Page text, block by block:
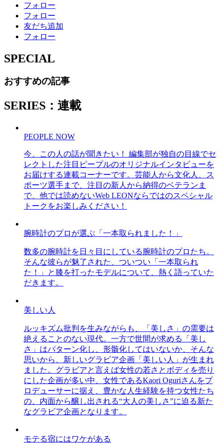
フォロー
フォロー
友だち追加
フォロー
SPECIAL
おすすめの記事
SERIES：連載
PEOPLE NOW
今、この人の話が聞きたい！ 編集部が独自の目線でセ
レクトした注目ピープルのオリジナルインタビューを
お届けする連載コーナーです。芸能人から文化人、ス
ポーツ選手まで、注目の新人から納得のベテランま
で、他では読めないWeb LEONならではのスペシャル
トークをお楽しみください！
腕時計のプロが選ぶ「一本取られました！」
数多の腕時計を日々目にしている腕時計のプロたち。
そんな彼らが魅了された、ついつい「一本取られ
た！」と膝を打ったモデルについて、熱く語っていた
だきます。
美しい人
ルッキズム批判を生みながらも、「美しさ」の需要は
絶えることのない現代。一方で世間が求める「美し
さ」はパターン化し、形骸化してはいないか、そんな
思いから、新しいグラビア企画「美しい人」が生まれ
ました。グラビアと言えば女性の若さとボディを売り
にした企画が多い中、女性であるKaori Oguriさんをプ
ロデューサーに据え、豊かな人生経験を持つ女性たち
の、内面から醸し出される“大人の美しさ”に迫る新た
なグラビア企画となります。
モテる宿にはワケがある